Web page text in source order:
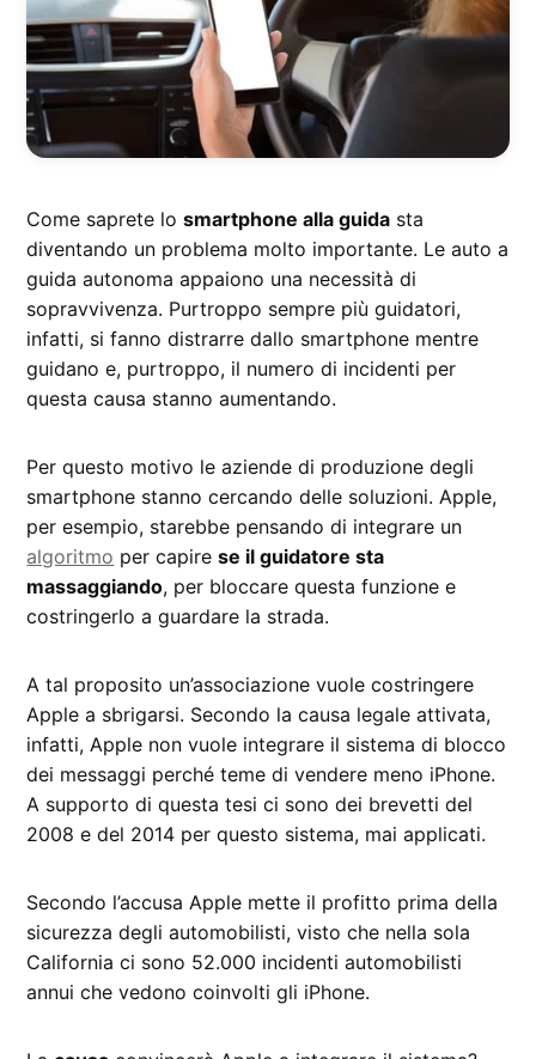
Come saprete losmartphone alla guida sta
diventando un problema molto importante. Le auto a
guida autonoma appaiono una necessità di
sopravvivenza. Purtroppo sempre più guidatori,
infatti, si fanno distrarre dallo smartphone mentre
guidano e, purtroppo, il numero di incidenti per
questa causa stanno aumentando.
Per questo motivo le aziende di produzione degli
smartphone stanno cercando delle soluzioni. Apple,
per esempio, starebbe pensando di integrare un
algoritmo per capirese il guidatore sta
massaggiando, per bloccare questa funzione e
costringerlo a guardare la strada.
A tal proposito un’associazione vuole costringere
Apple a sbrigarsi. Secondo la causa legale attivata,
infatti, Apple non vuole integrare il sistema di blocco
dei messaggi perché teme di vendere meno iPhone.
A supporto di questa tesi ci sono dei brevetti del
2008 e del 2014 per questo sistema, mai applicati.
Secondo l’accusa Apple mette il profitto prima della
sicurezza degli automobilisti, visto che nella sola
California ci sono 52.000 incidenti automobilisti
annui che vedono coinvolti gli iPhone.